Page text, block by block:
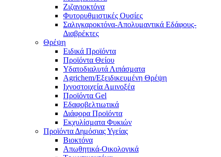
Ζιζανιοκτόνα
Φυτορυθμιστικές Ουσίες
Σαλιγκαροκτόνα-Απολυμαντικά Εδάφους-
Διαβρέκτες
Θρέψη
Ειδικά Προϊόντα
Προϊόντα Θείου
Υδατοδιαλυτά Λιπάσματα
Agrichem/Εξειδικευμένη Θρέψη
Ιχνοστοιχεία Αμινοξέα
Προϊόντα Gel
Εδαφοβελτιωτικά
Διάφορα Προϊόντα
Εκχυλίσματα Φυκιών
Προϊόντα Δημόσιας Υγείας
Βιοκτόνα
Απωθητικά-Οικολογικά